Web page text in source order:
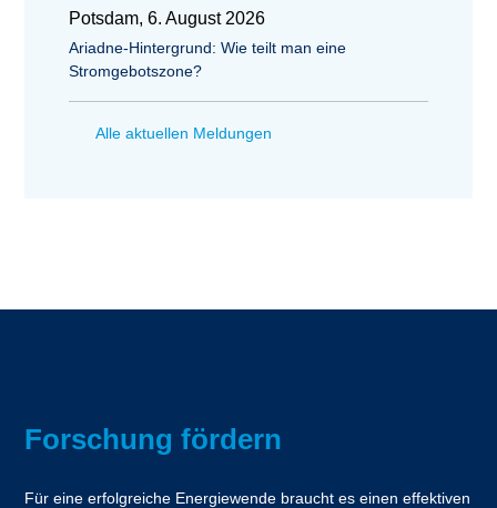
Potsdam, 6. August 2026
Ariadne-Hintergrund: Wie teilt man eine
Stromgebotszone?
Alle aktuellen Meldungen
Forschung fördern
Für eine erfolgreiche Energiewende braucht es einen effektiven